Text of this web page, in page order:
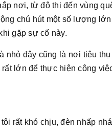
nơi, từ đô thị đến vùng
chú hút một số lượng
gặp sự cố này.
nhỏ đây cũng là nơi tiêu
lớn để thực hiện công
rất khó chịu, đèn nhấp